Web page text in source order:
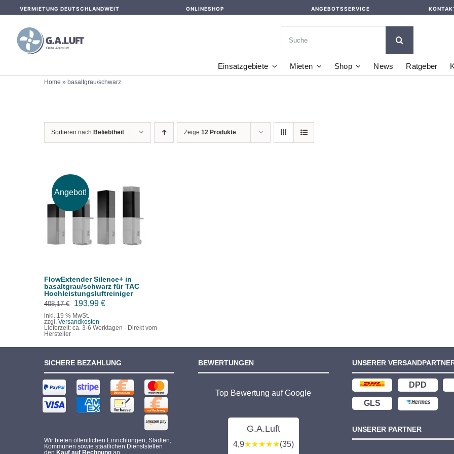
content
VERMIETUNG DEUTSCHLANDWEIT ONLINESHOP ANGEBOTSSERVICE
nach:
Einsatzgebiete Mieten Shop News Ratgeber
Home » basaltgrau/schwarz
Sortieren nach Beliebtheit Zeige 12 Produkte
Angebot!
IN DEN WARENKORB
DETAILS
FlowExtender Silence+ in
basaltgrau/schwarz für TAC
Hochleistungsluftreiniger
408,17€
Ursprünglicher
Preis
war:
193,99 €Aktueller
ist:
inkl. 19 % MwSt.
zzgl. Versandkosten
Lieferzeit: ca. 3-6 Werktagen - Direkt vom
Hersteller
SICHERE BEZAHLUNG
Wir bieten öffentlichen Einrichtungen, Städten,
Kommunen sowie staatlichen Dienststellen
den Kauf auf Rechnungan.
BEWERTUNGEN
Top Bewertung auf Google
G.A.Luft
4,9★★★★★(35)
UNSERER
DPD
GLS
UNSERER PARTNER